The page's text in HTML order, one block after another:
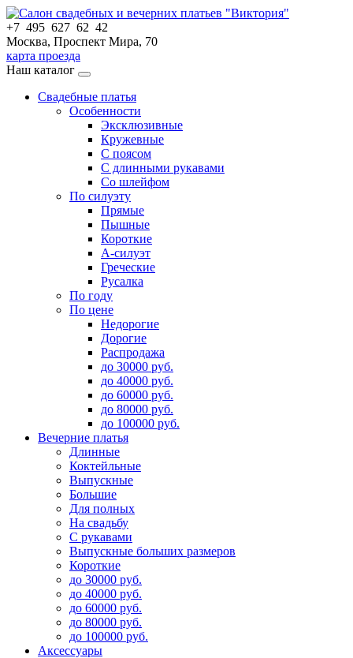
+7 495 627 62 42
Москва, Проспект Мира, 70
карта проезда
Наш каталог
Свадебные платья
Особенности
Эксклюзивные
Кружевные
С поясом
С длинными рукавами
Со шлейфом
По силуэту
Прямые
Пышные
Короткие
А-силуэт
Греческие
Русалка
По году
По цене
Недорогие
Дорогие
Распродажа
до 30000 руб.
до 40000 руб.
до 60000 руб.
до 80000 руб.
до 100000 руб.
Вечерние платья
Длинные
Коктейльные
Выпускные
Большие
Для полных
На свадьбу
С рукавами
Выпускные больших размеров
Короткие
до 30000 руб.
до 40000 руб.
до 60000 руб.
до 80000 руб.
до 100000 руб.
Аксессуары